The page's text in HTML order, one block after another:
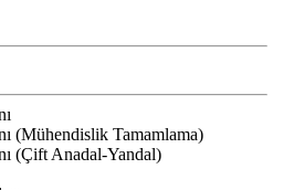
(Mühendislik Tamamlama)
(Çift Anadal-Yandal)